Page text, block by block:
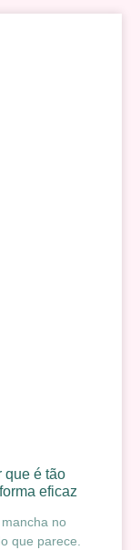
que é tão
eficaz
no
que parece.